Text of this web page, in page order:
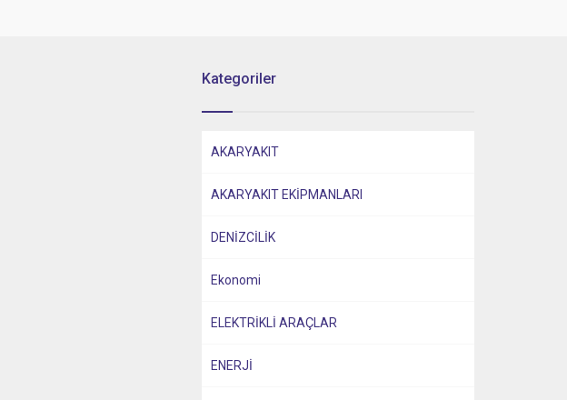
Kategoriler
AKARYAKIT
AKARYAKIT EKİPMANLARI
DENİZCİLİK
Ekonomi
ELEKTRİKLİ ARAÇLAR
ENERJİ